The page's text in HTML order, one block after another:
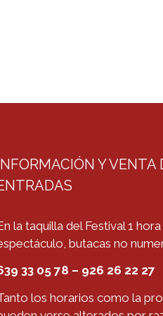
Y VENTA
la taquilla del Festival 1
butacas no
33 05 78 – 926 26 22 27
los horarios como la